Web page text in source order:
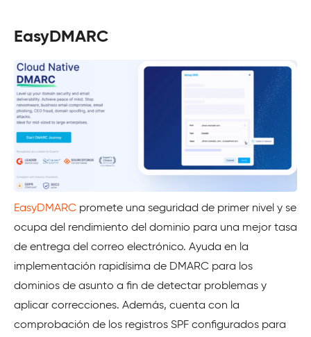
EasyDMARC
EasyDMARC promete una seguridad de primer nivel y se
ocupa del rendimiento del dominio para una mejor tasa
de entrega del correo electrónico. Ayuda en la
implementación rapidísima de DMARC para los
dominios de asunto a fin de detectar problemas y
aplicar correcciones. Además, cuenta con la
comprobación de los registros SPF configurados para